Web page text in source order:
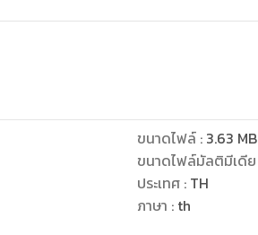
ขนาดไฟล์: 3.63 MB
ขนาดไฟล์มัลติมีเดีย
ประเทศ : TH
ภาษา : th